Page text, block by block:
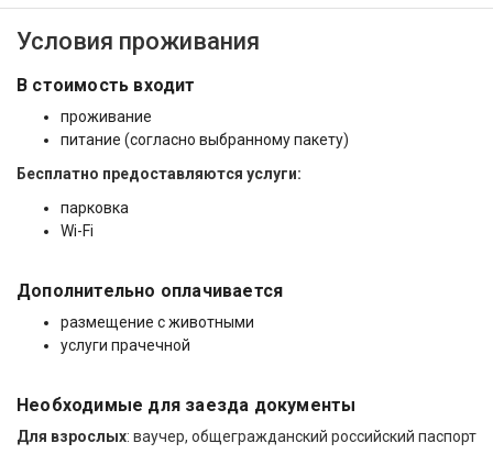
Условия проживания
В стоимость входит
проживание
питание (согласно выбранному пакету)
Бесплатно предоставляются услуги:
парковка
Wi-Fi
Дополнительно оплачивается
размещение с животными
услуги прачечной
Необходимые для заезда документы
Для взрослых: ваучер, общегражданский российский паспорт